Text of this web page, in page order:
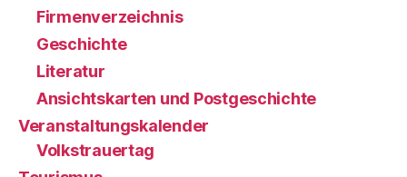
Firmenverzeichnis
Geschichte
Literatur
Ansichtskarten und Postgeschichte
Veranstaltungskalender
Volkstrauertag